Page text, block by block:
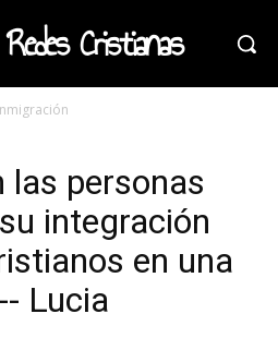
Redes Cristianas
las personas
integración
en una
Lucia